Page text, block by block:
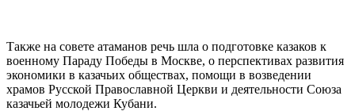
Также на совете атаманов речь шла о подготовке казаков к
военному Параду Победы в Москве, о перспективах развития
экономики в казачьих обществах, помощи в возведении
храмов Русской Православной Церкви и деятельности Союза
казачьей молодежи Кубани.